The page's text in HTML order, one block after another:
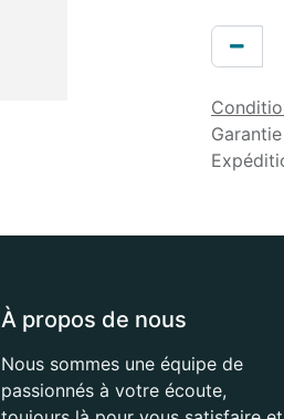
À propos de nous
Nous sommes une équipe de
passionnés à votre écoute,